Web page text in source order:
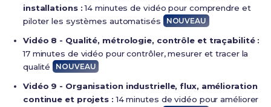
installations :14 minutes de vidéo pour comprendre et
piloter les systèmes automatisés
NOUVEAU
Vidéo 8 - Qualité, métrologie, contrôle et traçabilité :
17 minutes de vidéo pour contrôler, mesurer et tracer la
qualité
NOUVEAU
Vidéo 9 - Organisation industrielle, flux, amélioration
continue et projets : 14 minutes de vidéo pour améliorer